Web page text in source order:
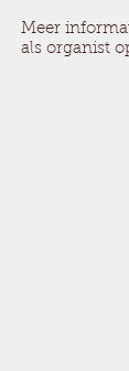
Meer
als organist